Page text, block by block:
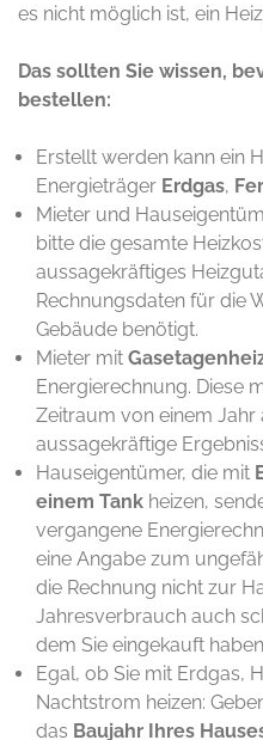
es nicht möglich ist, ein
Das sollten Sie wissen,
bestellen:
Erstellt werden kann ein
Energieträger Erdgas,
Mieter und
bitte die gesamte
aussagekräftiges
Rechnungsdaten für die
Gebäude benötigt.
Mieter mit
Energierechnung. Diese
Zeitraum von einem
aussagekräftige
Hauseigentümer, die mit
einem Tank heizen,
vergangene
eine Angabe zum
die Rechnung nicht zur
Jahresverbrauch auch
dem Sie eingekauft
Egal, ob Sie mit Erdgas,
Nachtstrom heizen:
das Baujahr Ihres